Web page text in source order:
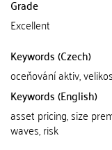
Grade
Excellent
Keywords (Czech)
oceňování aktiv,
Keywords (English)
asset pricing, size
waves, risk